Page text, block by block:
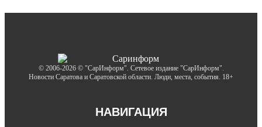
© 2006-2026 © "СарИнформ". Сетевое издание "СарИнформ".
Новости Саратова и Саратовской области. Люди, места, события. 18+
НАВИГАЦИЯ